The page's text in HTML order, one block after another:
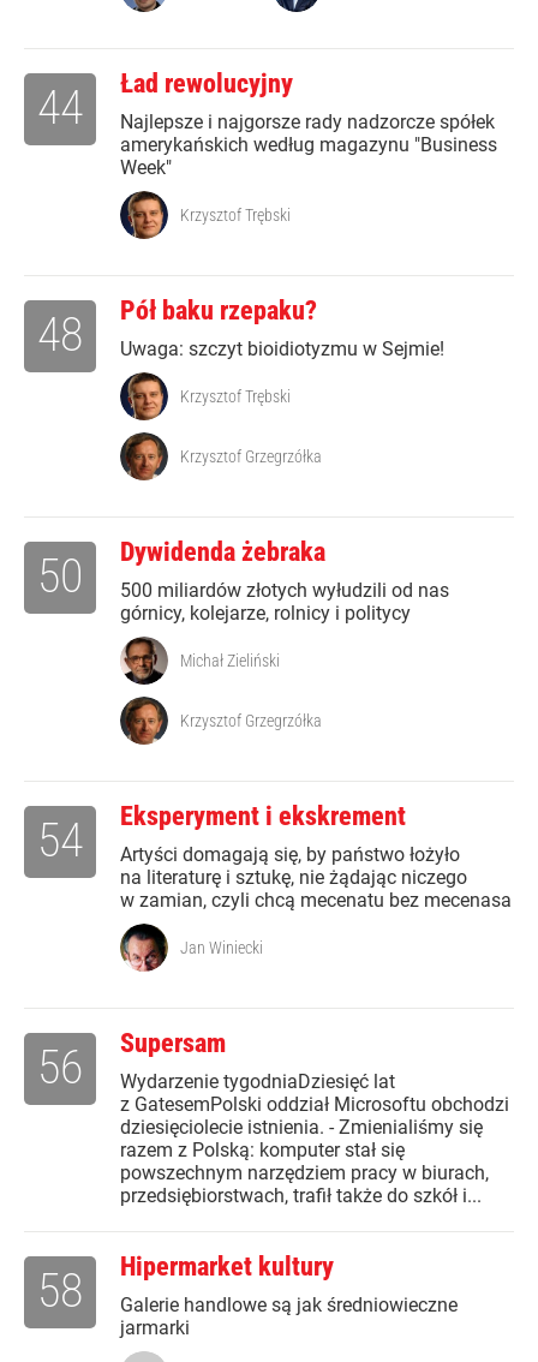
Ład rewolucyjny
Najlepsze i najgorsze rady nadzorcze spółek
amerykańskich według magazynu "Business
Week"
44
Krzysztof Trębski
Pół baku rzepaku?
Uwaga: szczyt bioidiotyzmu w Sejmie!
48
Krzysztof Trębski
Krzysztof Grzegrzółka
Dywidenda żebraka
500 miliardów złotych wyłudzili od nas
górnicy, kolejarze, rolnicy i politycy
50
Michał Zieliński
Krzysztof Grzegrzółka
Eksperyment i ekskrement
Artyści domagają się, by państwo łożyło
na literaturę i sztukę, nie żądając niczego
w zamian, czyli chcą mecenatu bez mecenasa
54
Jan Winiecki
Supersam
Wydarzenie tygodniaDziesięć lat
z GatesemPolski oddział Microsoftu obchodzi
dziesięciolecie istnienia. - Zmienialiśmy się
razem z Polską: komputer stał się
powszechnym narzędziem pracy w biurach,
przedsiębiorstwach, trafił także do szkół i...
56
Hipermarket kultury
Galerie handlowe są jak średniowieczne
jarmarki
58